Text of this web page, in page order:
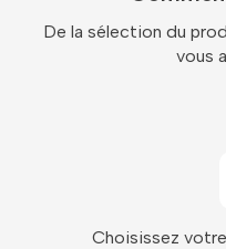
De la sélection du
vous
Choisissez